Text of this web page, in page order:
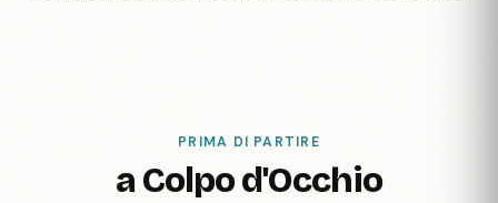
PRIMA DI PARTIRE
a Colpo d'Occhio